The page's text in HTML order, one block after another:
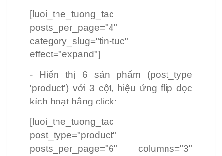
[luoi_the_tuong_tac
posts_per_page="4"
category_slug="tin-tuc"
effect="expand"]
- Hiển thị 6 sản phẩm (post_type
'product') với 3 cột, hiệu ứng flip dọc
kích hoạt bằng click:
[luoi_the_tuong_tac
post_type="product"
posts_per_page="6" columns="3"